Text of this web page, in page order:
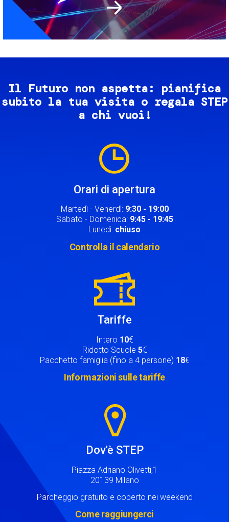
Il Futuro non aspetta: pianifica
subito la tua visita o regala STEP
a chi vuoi!
Orari di apertura
Martedì - Venerdì: 9:30 - 19:00
Sabato - Domenica: 9:45 - 19:45
Lunedì: chiuso
Controlla il calendario
Tariffe
Intero 10€
Ridotto Scuole 5€
Pacchetto famiglia (fino a 4 persone) 18€
Informazioni sulle tariffe
Dov'è STEP
Piazza Adriano Olivetti,1
20139 Milano
Parcheggio gratuito e coperto nei weekend
Come raggiungerci